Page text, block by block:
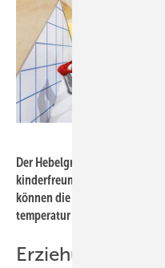
Der Hebelgriff der
kinderfreundlichen, runden
können die ­Kinder den Hebel
temperatur selbst einstellen –